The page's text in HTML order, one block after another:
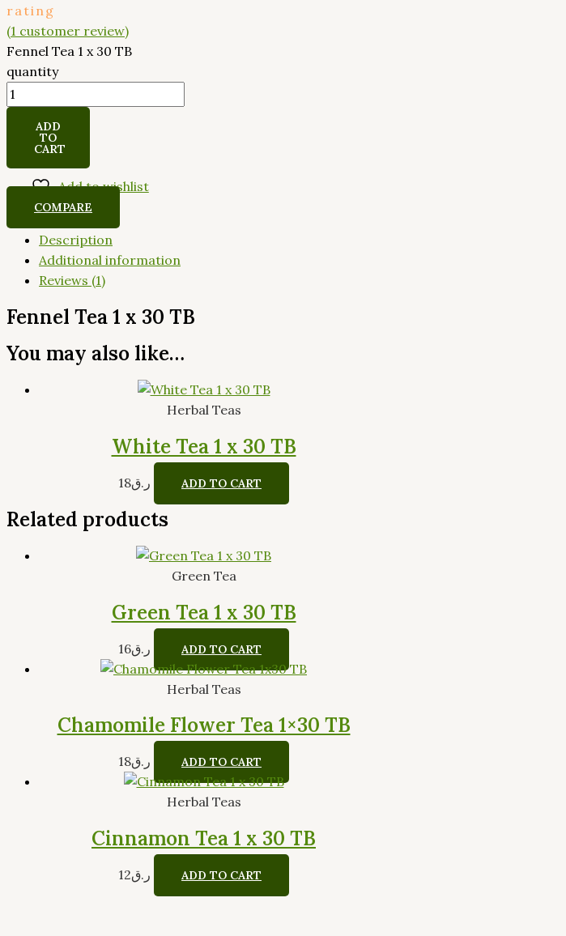
rating
(1 customer review)
Fennel Tea 1 x 30 TB
quantity
ADD
TO
CART
Add to wishlist
COMPARE
Description
Additional information
Reviews (1)
Fennel Tea 1 x 30 TB
You may also like…
Herbal Teas
White Tea 1 x 30 TB
ر.ق18 ADD TO CART
Related products
Green Tea
Green Tea 1 x 30 TB
ر.ق16 ADD TO CART
Herbal Teas
Chamomile Flower Tea 1×30 TB
ر.ق18 ADD TO CART
Herbal Teas
Cinnamon Tea 1 x 30 TB
ر.ق12 ADD TO CART